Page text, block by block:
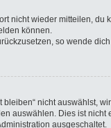
nicht wieder mitteilen,
können.
so wende
nicht auswählst,
auswählen. Dies ist
ausgeschaltet.